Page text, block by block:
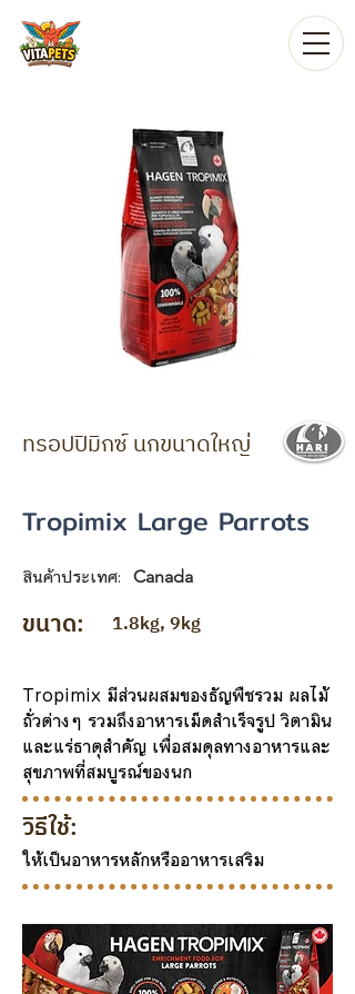
ทรอปปิมิกซ์ นกขนาดใหญ่
Tropimix Large Parrots
สินค้าประเทศ: Canada
ขนาด: 1.8kg, 9kg
Tropimix มีส่วนผสมของธัญพืชรวม ผลไม้
ถั่วต่างๆ รวมถึงอาหารเม็ดสำเร็จรูป วิตามิน
และแร่ธาตุสำคัญ เพื่อสมดุลทางอาหารและ
สุขภาพที่สมบูรณ์ของนก
วิธีใช้:
ให้เป็นอาหารหลักหรืออาหารเสริม